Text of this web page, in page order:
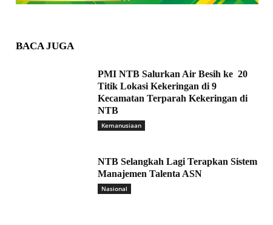
BACA JUGA
PMI NTB Salurkan Air Besih ke 20
Titik Lokasi Kekeringan di 9
Kecamatan Terparah Kekeringan di
NTB
Kemanusiaan
NTB Selangkah Lagi Terapkan Sistem
Manajemen Talenta ASN
Nasional